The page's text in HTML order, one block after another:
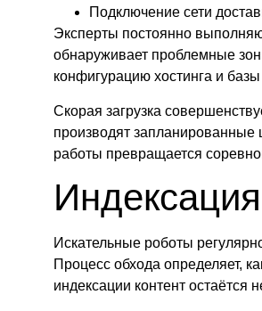
Подключение сети
Эксперты постоянно
обнаруживает проблемные
конфигурацию хостинга и
Скорая загрузка
производят запланированные
работы превращается
Искательные роботы
Процесс обхода определяет,
индексации контент